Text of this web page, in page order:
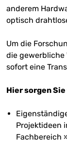
anderem
optisch
Um die
die
sofort eine
Hier sorgen
Projektideen
Fachbereich